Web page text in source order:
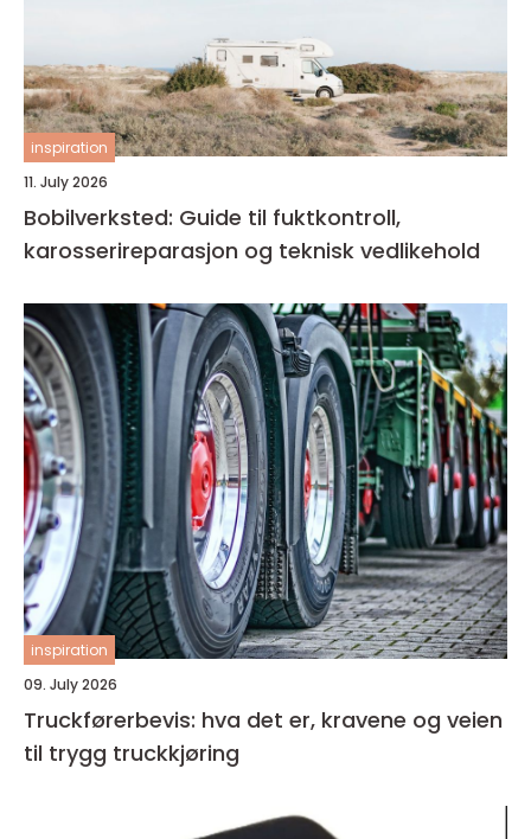
inspiration
11. July 2026
Bobilverksted: Guide til fuktkontroll,
karosserireparasjon og teknisk vedlikehold
inspiration
09. July 2026
Truckførerbevis: hva det er, kravene og veien
til trygg truckkjøring